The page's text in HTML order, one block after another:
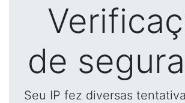
de
Seu IP fez diversas